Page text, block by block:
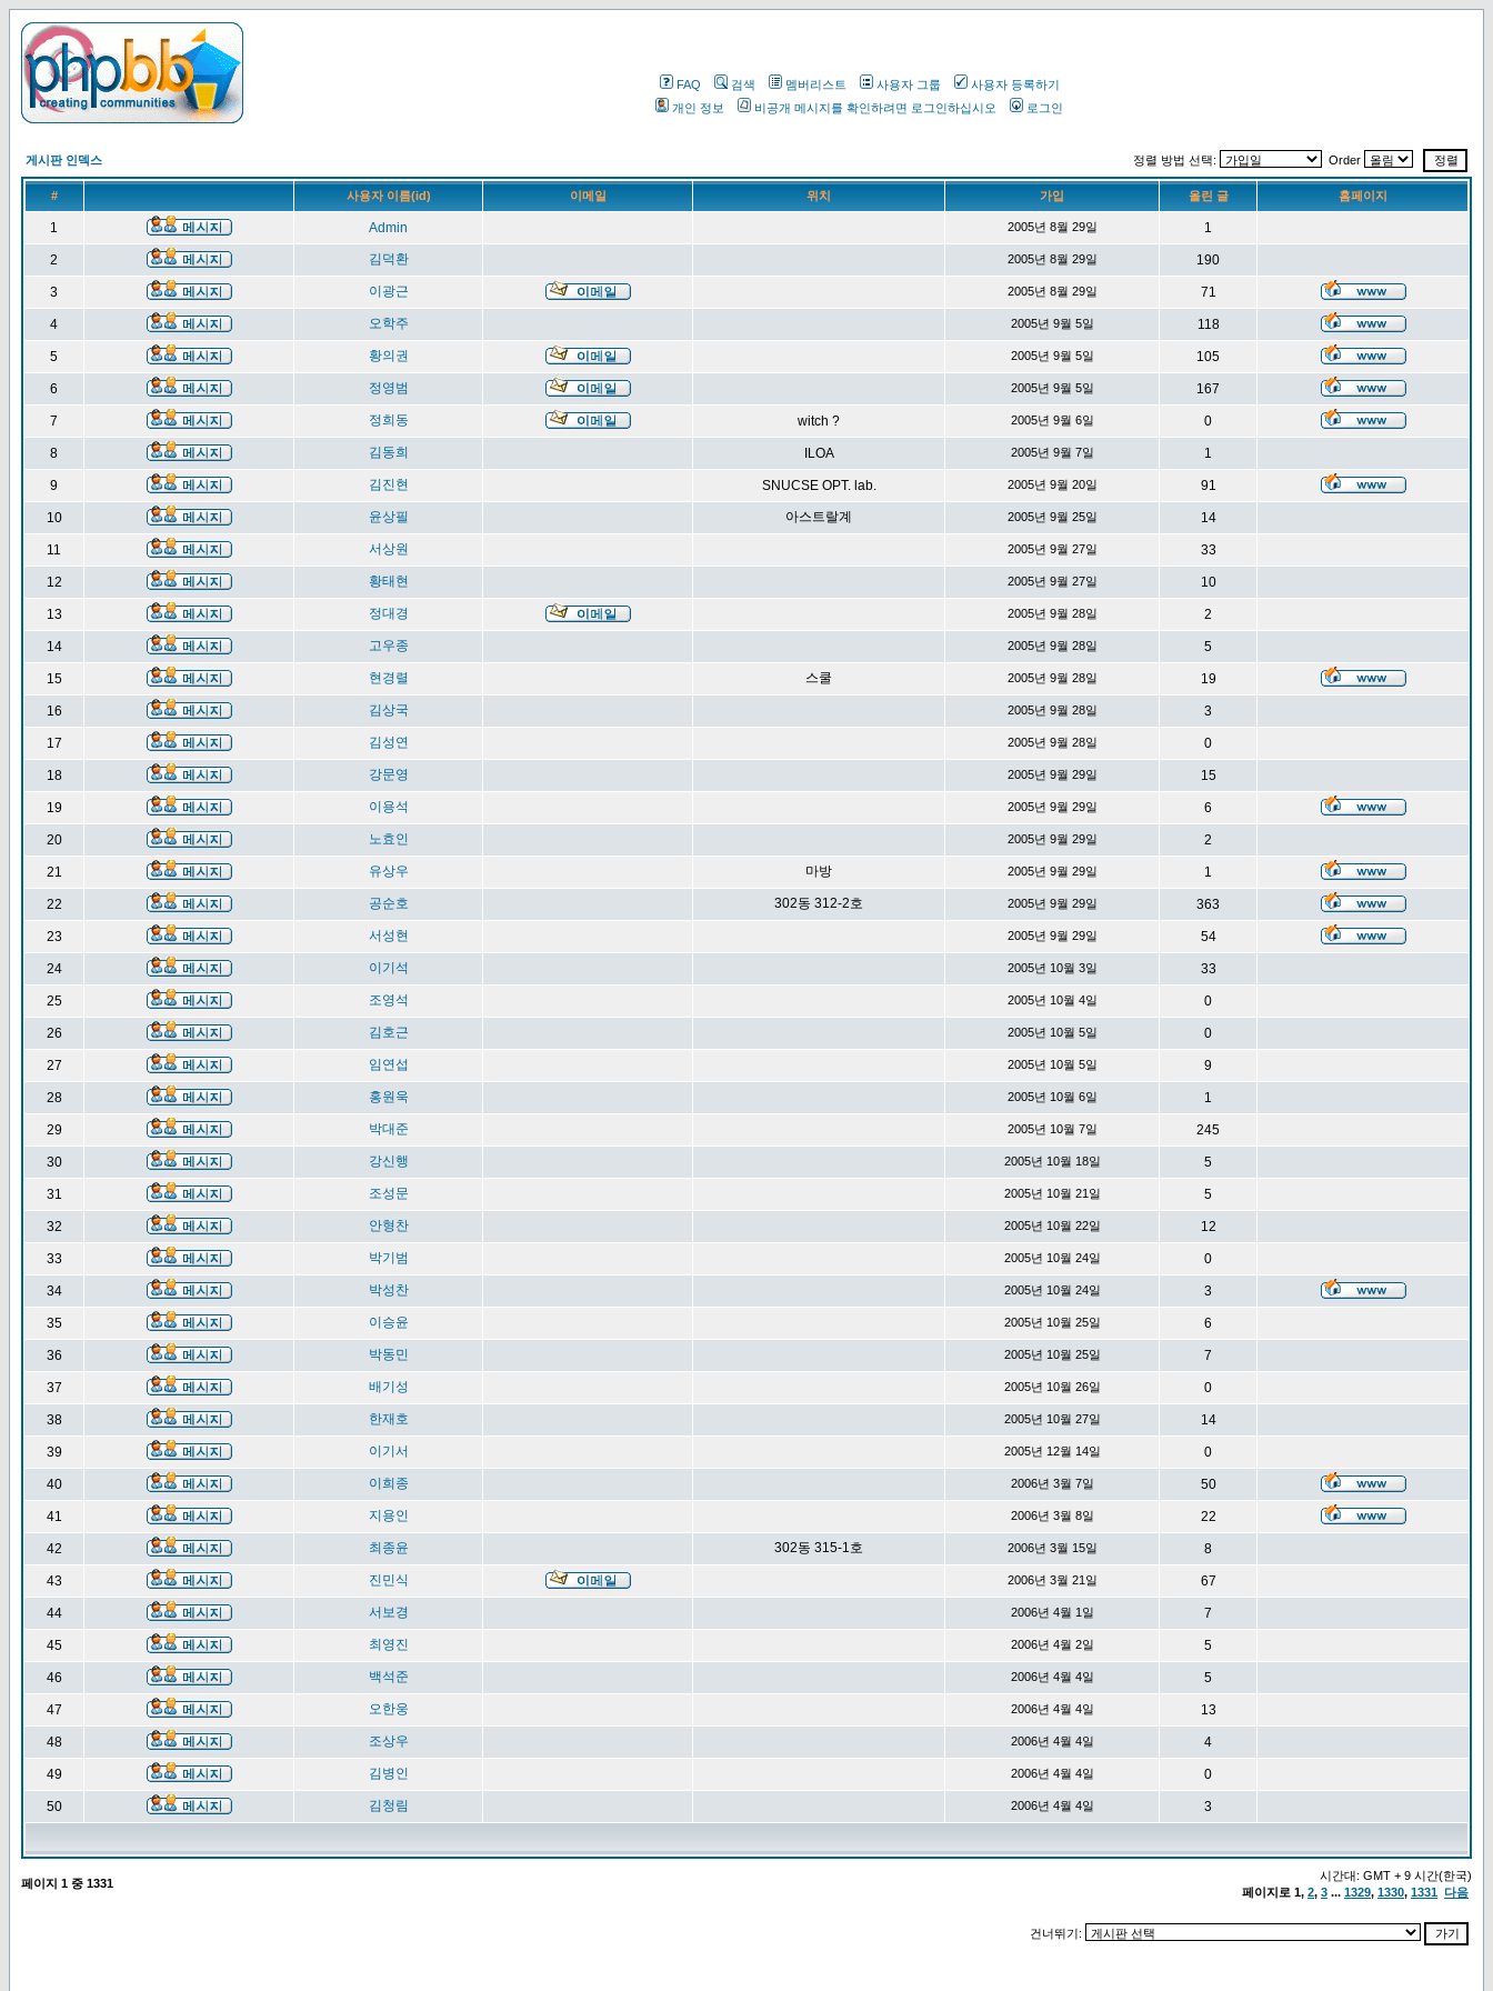
FAQ 검색 멤버리스트 사용자 그룹
사용자 등록하기
개인 정보
비공개 메시지를 확인하려면 로그인하십시오 로그인
게시판 인덱스 정렬 방법 선택: Order
# 사용자 이름(id) 이메일 위치 가입 올린 글 홈페이지
1 Admin 2005년 8월 29일 1
2 김덕환 2005년 8월 29일 190
3 이광근 2005년 8월 29일 71
4 오학주 2005년 9월 5일 118
5 황의권 2005년 9월 5일 105
6 정영범 2005년 9월 5일 167
7 정희동 witch ? 2005년 9월 6일 0
8 김동희 ILOA 2005년 9월 7일 1
9 김진현 SNUCSE OPT. lab. 2005년 9월 20일 91
10 윤상필 아스트랄계 2005년 9월 25일 14
11 서상원 2005년 9월 27일 33
12 황태현 2005년 9월 27일 10
13 정대경 2005년 9월 28일 2
14 고우종 2005년 9월 28일 5
15 현경렬 스쿨 2005년 9월 28일 19
16 김상국 2005년 9월 28일 3
17 김성연 2005년 9월 28일 0
18 강문영 2005년 9월 29일 15
19 이용석 2005년 9월 29일 6
20 노효인 2005년 9월 29일 2
21 유상우 마방 2005년 9월 29일 1
22 공순호 302동 312-2호 2005년 9월 29일 363
23 서성현 2005년 9월 29일 54
24 이기석 2005년 10월 3일 33
25 조영석 2005년 10월 4일 0
26 김호근 2005년 10월 5일 0
27 임연섭 2005년 10월 5일 9
28 홍원욱 2005년 10월 6일 1
29 박대준 2005년 10월 7일 245
30 강신행 2005년 10월 18일 5
31 조성문 2005년 10월 21일 5
32 안형찬 2005년 10월 22일 12
33 박기범 2005년 10월 24일 0
34 박성찬 2005년 10월 24일 3
35 이승윤 2005년 10월 25일 6
36 박동민 2005년 10월 25일 7
37 배기성 2005년 10월 26일 0
38 한재호 2005년 10월 27일 14
39 이기서 2005년 12월 14일 0
40 이희종 2006년 3월 7일 50
41 지용인 2006년 3월 8일 22
42 최종윤 302동 315-1호 2006년 3월 15일 8
43 진민식 2006년 3월 21일 67
44 서보경 2006년 4월 1일 7
45 최영진 2006년 4월 2일 5
46 백석준 2006년 4월 4일 5
47 오한웅 2006년 4월 4일 13
48 조상우 2006년 4월 4일 4
49 김병인 2006년 4월 4일 0
50 김청림 2006년 4월 4일 3
페이지 1 중 1331
시간대: GMT + 9 시간(한국)
페이지로 1, 2, 3 ... 1329, 1330, 1331 다음
건너뛰기: